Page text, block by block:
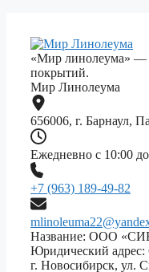
«Мир линолеума» —
покрытий.
Мир Линолеума
656006, г. Барнаул,
Ежедневно с 10:00
+7 (963) 189-49-82
Название: ООО
Юридический адрес:
г. Новосибирск, ул.